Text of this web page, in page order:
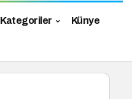
Kategoriler Künye